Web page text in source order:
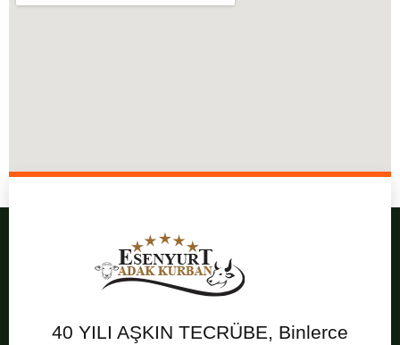
40 YILI AŞKIN TECRÜBE, Binlerce